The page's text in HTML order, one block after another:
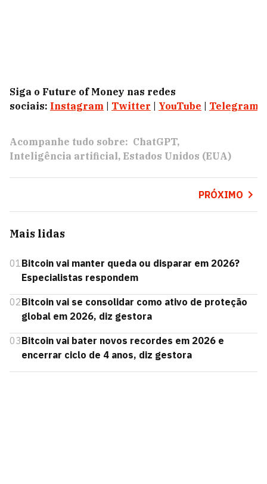
Siga o Future of Money nas redes
sociais: Instagram Twitter YouTube Telegram
Acompanhe tudo sobre: ChatGPT
Inteligência artificial Estados Unidos (EUA)
PRÓXIMO
Mais lidas
01Bitcoin vai manter queda ou disparar em 2026?
Especialistas respondem
02Bitcoin vai se consolidar como ativo de proteção
global em 2026, diz gestora
03Bitcoin vai bater novos recordes em 2026 e
encerrar ciclo de 4 anos, diz gestora